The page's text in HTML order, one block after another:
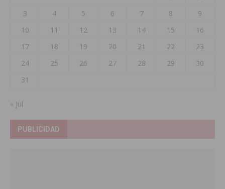
3
4 5 6 7 8
9
10
11 12 13 14 15
16
17
18 19 20 21 22
23
24
25 26 27 28 29
30
31
« Jul
PUBLICIDAD